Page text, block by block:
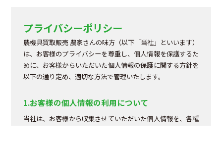
プライバシーポリシー
農機具買取販売 農家さんの味方（以下「当社」といいます）
は、お客様のプライバシーを尊重し、個人情報を保護するた
めに、お客様からいただいた個人情報の保護に関する方針を
以下の通り定め、適切な方法で管理いたします。
1.お客様の個人情報の利用について
当社は、お客様から収集させていただいた個人情報を、各種